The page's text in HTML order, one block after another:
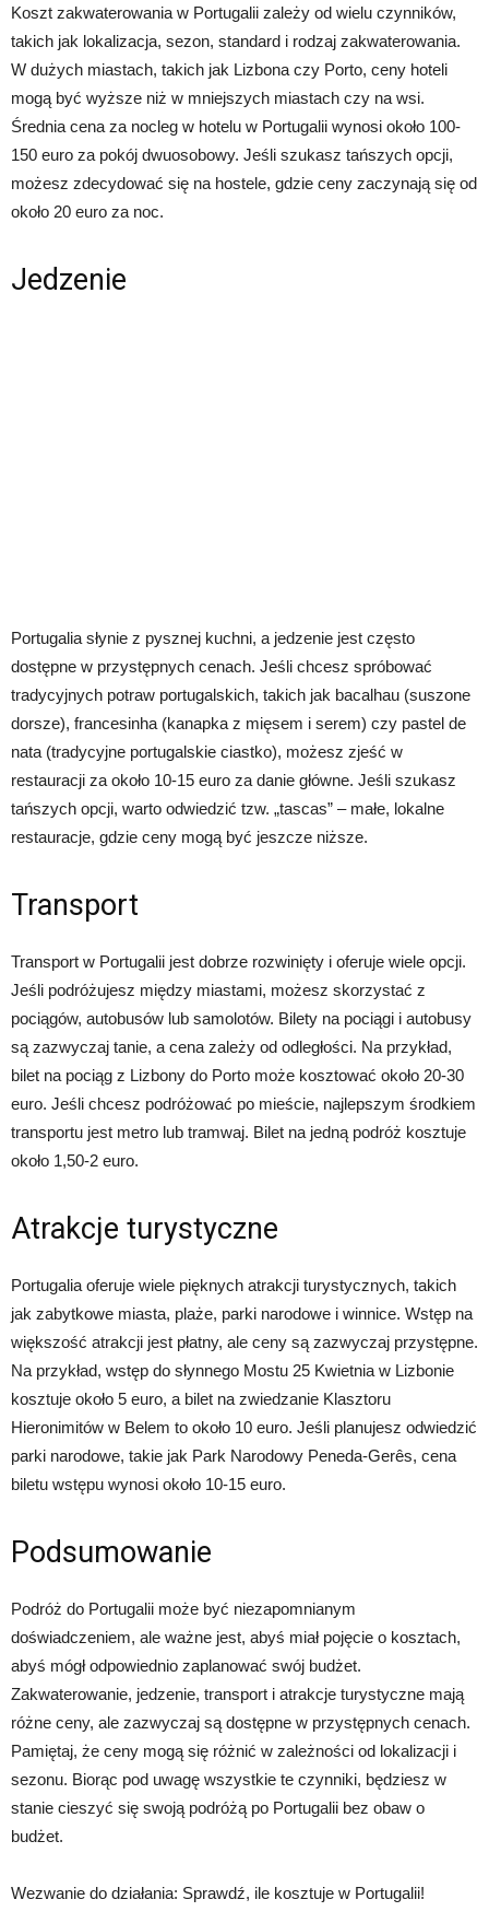
Koszt zakwaterowania w Portugalii zależy od wielu czynników,
takich jak lokalizacja, sezon, standard i rodzaj zakwaterowania.
W dużych miastach, takich jak Lizbona czy Porto, ceny hoteli
mogą być wyższe niż w mniejszych miastach czy na wsi.
Średnia cena za nocleg w hotelu w Portugalii wynosi około 100-
150 euro za pokój dwuosobowy. Jeśli szukasz tańszych opcji,
możesz zdecydować się na hostele, gdzie ceny zaczynają się od
około 20 euro za noc.
Jedzenie
Portugalia słynie z pysznej kuchni, a jedzenie jest często
dostępne w przystępnych cenach. Jeśli chcesz spróbować
tradycyjnych potraw portugalskich, takich jak bacalhau (suszone
dorsze), francesinha (kanapka z mięsem i serem) czy pastel de
nata (tradycyjne portugalskie ciastko), możesz zjeść w
restauracji za około 10-15 euro za danie główne. Jeśli szukasz
tańszych opcji, warto odwiedzić tzw. „tascas” – małe, lokalne
restauracje, gdzie ceny mogą być jeszcze niższe.
Transport
Transport w Portugalii jest dobrze rozwinięty i oferuje wiele opcji.
Jeśli podróżujesz między miastami, możesz skorzystać z
pociągów, autobusów lub samolotów. Bilety na pociągi i autobusy
są zazwyczaj tanie, a cena zależy od odległości. Na przykład,
bilet na pociąg z Lizbony do Porto może kosztować około 20-30
euro. Jeśli chcesz podróżować po mieście, najlepszym środkiem
transportu jest metro lub tramwaj. Bilet na jedną podróż kosztuje
około 1,50-2 euro.
Atrakcje turystyczne
Portugalia oferuje wiele pięknych atrakcji turystycznych, takich
jak zabytkowe miasta, plaże, parki narodowe i winnice. Wstęp na
większość atrakcji jest płatny, ale ceny są zazwyczaj przystępne.
Na przykład, wstęp do słynnego Mostu 25 Kwietnia w Lizbonie
kosztuje około 5 euro, a bilet na zwiedzanie Klasztoru
Hieronimitów w Belem to około 10 euro. Jeśli planujesz odwiedzić
parki narodowe, takie jak Park Narodowy Peneda-Gerês, cena
biletu wstępu wynosi około 10-15 euro.
Podsumowanie
Podróż do Portugalii może być niezapomnianym
doświadczeniem, ale ważne jest, abyś miał pojęcie o kosztach,
abyś mógł odpowiednio zaplanować swój budżet.
Zakwaterowanie, jedzenie, transport i atrakcje turystyczne mają
różne ceny, ale zazwyczaj są dostępne w przystępnych cenach.
Pamiętaj, że ceny mogą się różnić w zależności od lokalizacji i
sezonu. Biorąc pod uwagę wszystkie te czynniki, będziesz w
stanie cieszyć się swoją podróżą po Portugalii bez obaw o
budżet.
Wezwanie do działania: Sprawdź, ile kosztuje w Portugalii!